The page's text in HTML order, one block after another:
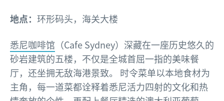
地点： 环形码头，海关大楼
悉尼咖啡馆 （Cafe Sydney）深藏在一座历史悠久的
砂岩建筑的五楼，不仅是全城首屈一指的美味餐
厅，还坐拥无敌海港景致。 时令菜单以本地食材为
主角，每一道菜都诠释着悉尼活力四射的文化和热